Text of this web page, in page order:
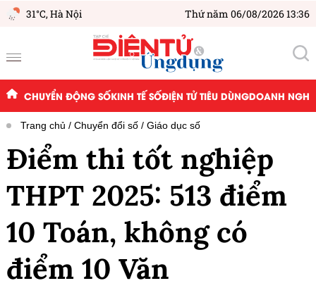
31°C,Hà Nội Thứ năm 06/08/2026 13:36
CHUYỂN ĐỘNG SỐKINH TẾ SỐĐIỆN TỬ TIÊU DÙNGDOANH
Trang chủ Chuyển đổi số Giáo dục số
Điểm thi tốt nghiệp
THPT 2025: 513 điểm
10 Toán, không có
điểm 10 Văn